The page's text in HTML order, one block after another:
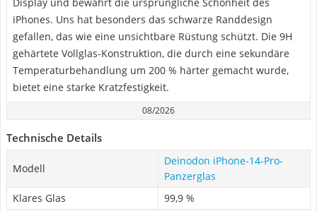
iPhones. Uns hat besonders das schwarze Randdesign
gefallen, das wie eine unsichtbare Rüstung schützt. Die 9H
gehärtete Vollglas-Konstruktion, die durch eine sekundäre
Temperaturbehandlung um 200 % härter gemacht wurde,
bietet eine starke Kratzfestigkeit.
08/2026
Technische Details
Modell
Deinodon iPhone-14-Pro-
Panzerglas
Klares Glas
99,9 %